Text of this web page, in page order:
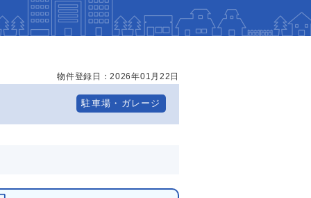
物件登録日：2026年01月22日
駐車場・ガレージ